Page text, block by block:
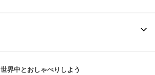
世界中とおしゃべりしよう